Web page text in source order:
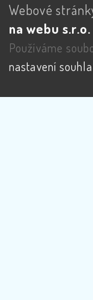
Webové
na webu s.r.o.
Používáme
nastavení